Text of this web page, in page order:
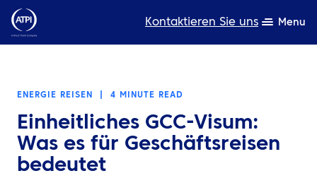
Kontaktieren Sie uns Menu
Ressourcen
Über uns
ENERGIE REISEN 4 MINUTE READ
Einheitliches GCC-Visum:
Was es für Geschäftsreisen
bedeutet